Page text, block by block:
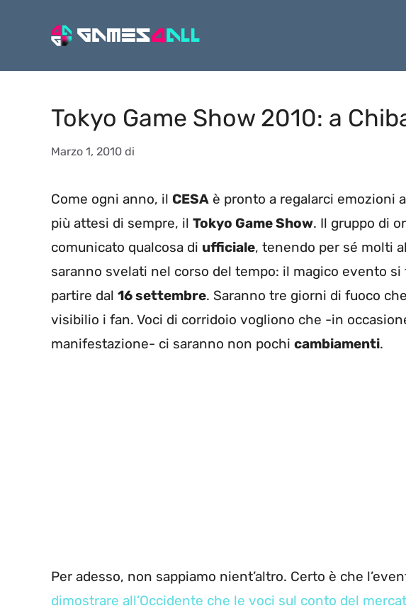
Tokyo Game Show 2010: a
Marzo 1, 2010 di
Come ogni anno, il CESA è pronto a regalarci emozioni
più attesi di sempre, il Tokyo Game Show. Il gruppo di
comunicato qualcosa di ufficiale, tenendo per sé molti
saranno svelati nel corso del tempo: il magico evento si
partire dal 16 settembre. Saranno tre giorni di fuoco
visibilio i fan. Voci di corridoio vogliono che -in
manifestazione- ci saranno non pochi cambiamenti.
Per adesso, non sappiamo nient’altro. Certo è che
dimostrare all’Occidente che le voci sul conto del